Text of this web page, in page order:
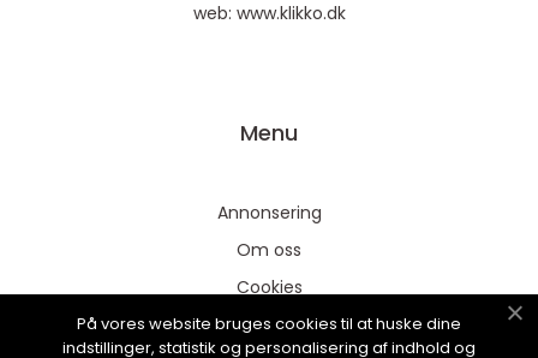
web: www.klikko.dk
Menu
Annonsering
Om oss
Cookies
Kontakta oss
På vores website bruges cookies til at huske dine
indstillinger, statistik og personalisering af indhold og